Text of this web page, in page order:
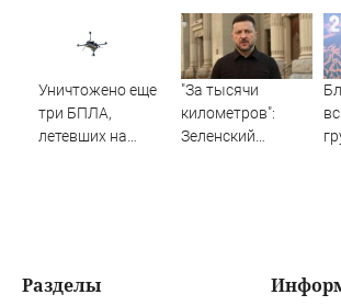
Уничтожено еще
три БПЛА,
летевших на
"За тысячи
километров":
Зеленский
Разделы